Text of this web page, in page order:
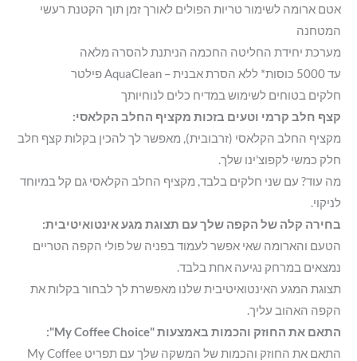
אטם ארומה לשימור טריות הפולים לאורך זמן תוך הקטנת רעשי
המטחנה
מערכת יחידת החליטה החכמה הניתנת להסרה מלאה
עד 5000 כוסות* ללא הסרת אבנית – AquaClean פילטר
חלקים בטוחים לשימוש במדיח כלים לנוחיותך
קצף חלב קרמי וטעים בזכות מקציף החלב הקלאסי:
מקציף החלב הקלאסי (זרבובית), מאפשר לך להכין בקלות קצף חלב
חלק כמשי לקפוצ'ינו שלך.
מה עוד? עם שני חלקים בלבד, מקציף החלב הקלאסי גם קל במיוחד
לניקוי.
בחירה קלה של הקפה שלך עם תצוגת מגע אינטואיטיבית:
הטעם והארומה שאי אפשר לעמוד בפניה של פולי הקפה הטריים
נמצאים במרחק נגיעה אחת בלבד.
תצוגת המגע האינטואיטיבית שלנו מאפשרת לך לבחור בקלות את
הקפה האהוב עליך.
התאם את החוזק והכמות באמצעות "My Coffee Choice":
התאם את החוזק והכמות של המשקה שלך עם תפריט My Coffee